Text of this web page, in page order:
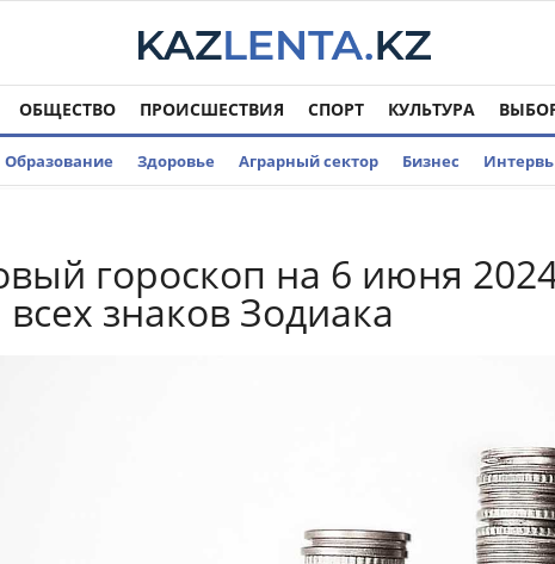
ОБЩЕСТВО ПРОИСШЕСТВИЯ СПОРТ КУЛЬТУРА
Образование Здоровье Аграрный сектор Бизнес
гороскоп на 6 июня
всех знаков Зодиака